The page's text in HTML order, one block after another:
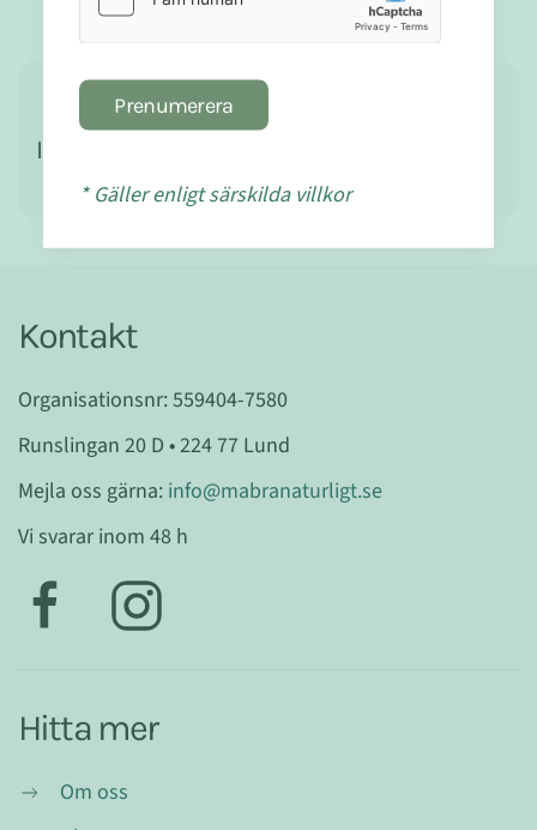
Ingredienser
Kontakt
Organisationsnr: 559404-7580
Runslingan 20 D • 224 77 Lund
Mejla oss gärna: info@mabranaturligt.se
Vi svarar inom 48 h
Hitta mer
Om oss
Prenumerera
* Gäller enligt särskilda villkor